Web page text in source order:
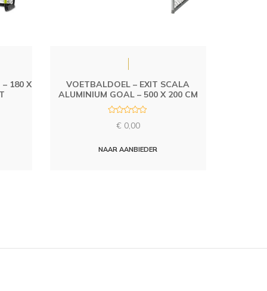
180 X
VOETBALDOEL – EXIT SCALA
ALUMINIUM GOAL – 500 X 200 CM
d
€ 0,00
NAAR AANBIEDER